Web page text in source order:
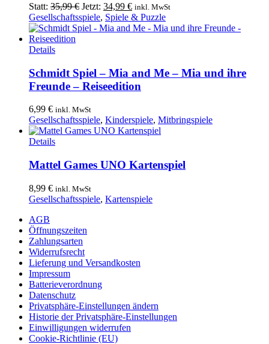
Statt: 35,99€ Ursprünglicher
Preis
war:
Jetzt: 34,99 €Aktueller
Preis
ist:
inkl. MwSt
Gesellschaftsspiele, Spiele & Puzzle
Details
Schmidt Spiel – Mia and Me – Mia und ihre
Freunde – Reiseedition
6,99 € inkl. MwSt
Gesellschaftsspiele, Kinderspiele, Mitbringspiele
Details
Mattel Games UNO Kartenspiel
8,99 € inkl. MwSt
Gesellschaftsspiele, Kartenspiele
AGB
Öffnungszeiten
Zahlungsarten
Widerrufsrecht
Lieferung und Versandkosten
Impressum
Batterieverordnung
Datenschutz
Privatsphäre-Einstellungen ändern
Historie der Privatsphäre-Einstellungen
Einwilligungen widerrufen
Cookie-Richtlinie (EU)